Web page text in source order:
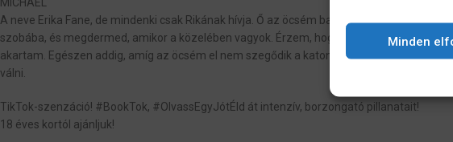
Minden
A neve Erika Fane, de mindenki csak Rikának hívja. Ő az öcsém barátnője, aki nálunk
szobába, és megdermed, amikor a közelében vagyok. Érzem, hogy a félelem munkál
akartam. Egészen addig, amíg az öcsém el nem szegődik a katonasághoz, és Rika
válni.
TikTok-szenzáció! #BookTok, #OlvassEgyJótÉld át intenzív, borzongató pillanatait!
18 éves kortól ajánljuk!